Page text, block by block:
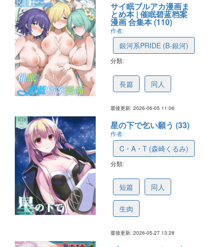
サイ眠ブルアカ漫画ま
とめ本 | 催眠碧蓝档案
漫画 合集本 (110)
作者:
銀河系PRIDE (B-銀河)
分類:
長篇 同人
最後更新: 2026-06-05 11:06
星の下で乞い願う (33)
作者:
C・A・T (森崎くるみ)
分類:
短篇 同人
生肉
最後更新: 2026-05-27 13:28